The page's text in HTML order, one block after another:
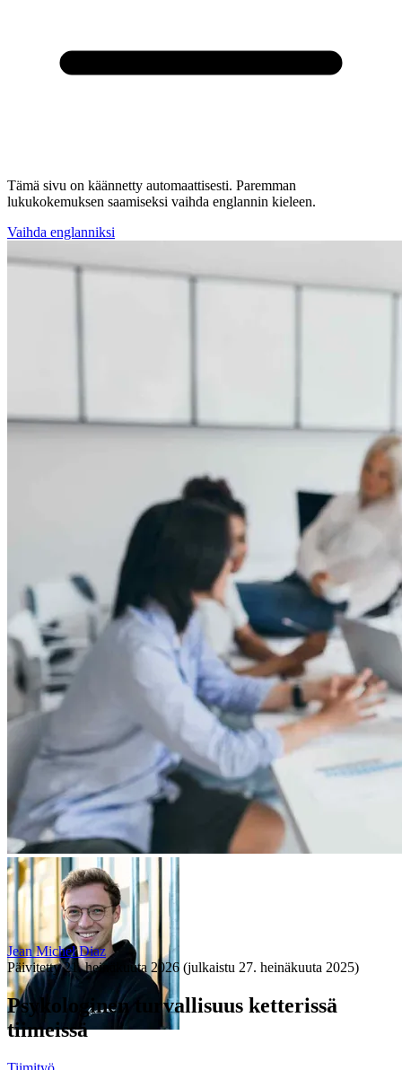
Tämä sivu on käännetty automaattisesti. Paremman
lukukokemuksen saamiseksi vaihda englannin kieleen.
Vaihda englanniksi
Jean Michel Diaz
Päivitetty21. heinäkuuta 2026 (julkaistu 27. heinäkuuta 2025)
Psykologinen turvallisuus ketterissä
tiimeissä